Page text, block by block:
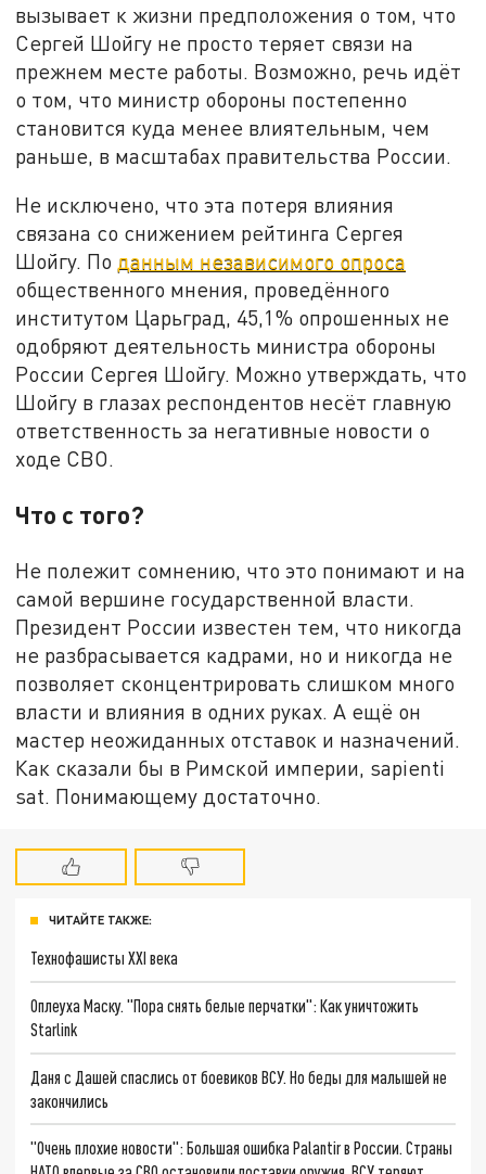
вызывает к жизни предположения о том, что
Сергей Шойгу не просто теряет связи на
прежнем месте работы. Возможно, речь идёт
о том, что министр обороны постепенно
становится куда менее влиятельным, чем
раньше, в масштабах правительства России.
Не исключено, что эта потеря влияния
связана со снижением рейтинга Сергея
Шойгу. По данным независимого опроса
общественного мнения, проведённого
институтом Царьград, 45,1% опрошенных не
одобряют деятельность министра обороны
России Сергея Шойгу. Можно утверждать, что
Шойгу в глазах респондентов несёт главную
ответственность за негативные новости о
ходе СВО.
Что с того?
Не полежит сомнению, что это понимают и на
самой вершине государственной власти.
Президент России известен тем, что никогда
не разбрасывается кадрами, но и никогда не
позволяет сконцентрировать слишком много
власти и влияния в одних руках. А ещё он
мастер неожиданных отставок и назначений.
Как сказали бы в Римской империи, sapienti
sat. Понимающему достаточно.
ЧИТАЙТЕ ТАКЖЕ:
Технофашисты XXI века
Оплеуха Маску. "Пора снять белые перчатки": Как уничтожить
Starlink
Даня с Дашей спаслись от боевиков ВСУ. Но беды для малышей не
закончились
"Очень плохие новости": Большая ошибка Palantir в России. Страны